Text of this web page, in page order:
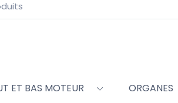
ET BAS MOTEUR ORGANES